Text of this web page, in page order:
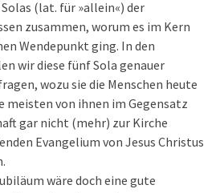
(lat. für »allein«) der
zusammen, worum es im Kern
Wendepunkt ging. In den
wir diese fünf Sola genauer
wozu sie die Menschen heute
meisten von ihnen im Gegensatz
gar nicht (mehr) zur Kirche
Evangelium von Jesus Christus
wäre doch eine gute